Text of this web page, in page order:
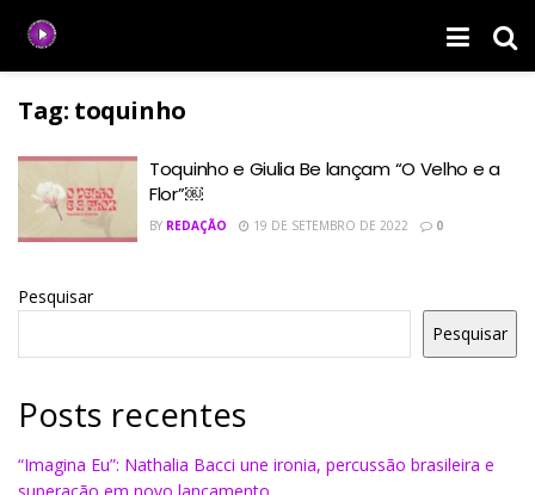
Tag: toquinho
Toquinho e Giulia Be lançam “O Velho e a
Flor”￼
BY REDAÇÃO 19 DE SETEMBRO DE 2022 0
Pesquisar
Pesquisar
Posts recentes
“Imagina Eu”: Nathalia Bacci une ironia, percussão brasileira e